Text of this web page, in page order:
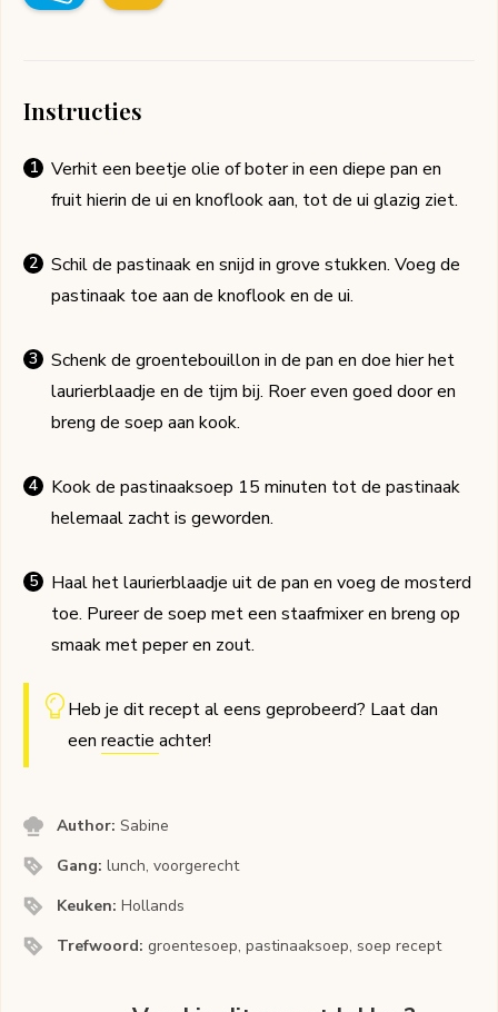
Instructies
Verhit een beetje olie of boter in een diepe pan en
fruit hierin de ui en knoflook aan, tot de ui glazig ziet.
Schil de pastinaak en snijd in grove stukken. Voeg de
pastinaak toe aan de knoflook en de ui.
Schenk de groentebouillon in de pan en doe hier het
laurierblaadje en de tijm bij. Roer even goed door en
breng de soep aan kook.
Kook de pastinaaksoep 15 minuten tot de pastinaak
helemaal zacht is geworden.
Haal het laurierblaadje uit de pan en voeg de mosterd
toe. Pureer de soep met een staafmixer en breng op
smaak met peper en zout.
Heb je dit recept al eens geprobeerd? Laat dan
een reactie achter!
Author:Sabine
Gang:lunch, voorgerecht
Keuken:Hollands
Trefwoord: groentesoep, pastinaaksoep, soep recept